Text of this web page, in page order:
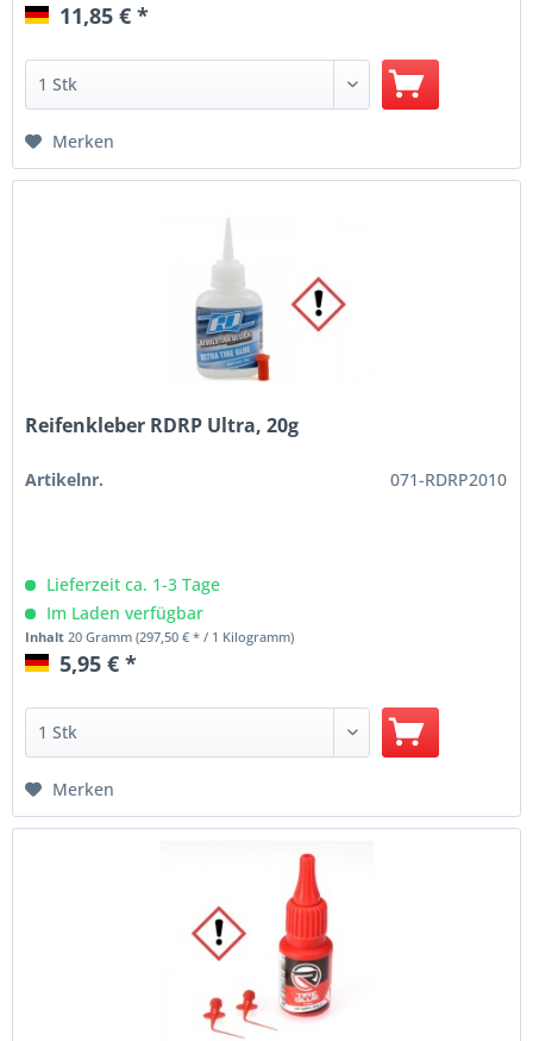
11,85 € *
Merken
Reifenkleber RDRP Ultra, 20g
Artikelnr. 071-RDRP2010
Lieferzeit ca. 1-3 Tage
Im Laden verfügbar
Inhalt 20 Gramm(297,50 € * / 1 Kilogramm)
5,95 € *
Merken